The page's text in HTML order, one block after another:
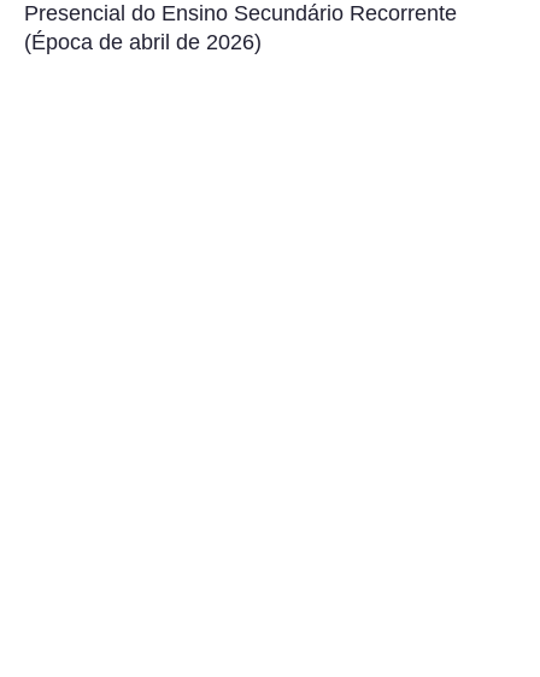
Presencial do Ensino Secundário Recorrente
(Época de abril de 2026)